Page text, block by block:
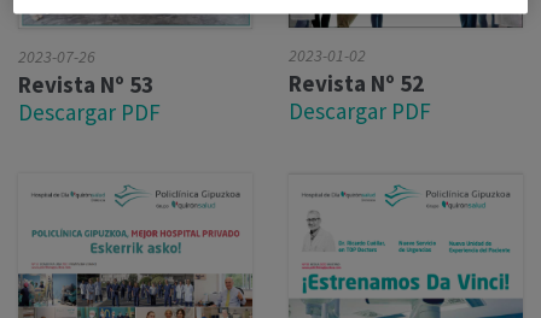
2023-07-26
Revista Nº 53
Descargar PDF
2023-01-02
Revista Nº 52
Descargar PDF